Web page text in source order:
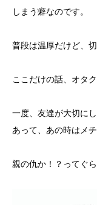
しまう癖なのです。
普段は温厚だけど、
ここだけの話、オタ
一度、友達が大切に
あって、あの時はメ
親の仇か！？ってぐ